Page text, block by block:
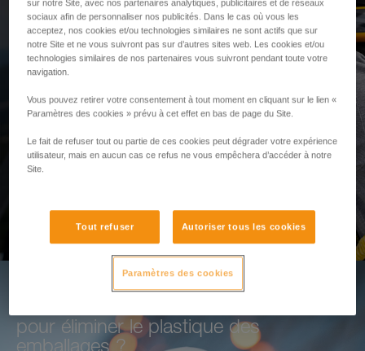
Nouveau module de
calcul de tirant d'air
le terrain
ACCÉDER AU MODULE
pour éliminer le plastique des
sur notre Site, avec nos partenaires analytiques, publicitaires et de réseaux
sociaux afin de personnaliser nos publicités. Dans le cas où vous les
acceptez, nos cookies et/ou technologies similaires ne sont actifs que sur
notre Site et ne vous suivront pas sur d’autres sites web. Les cookies et/ou
technologies similaires de nos partenaires vous suivront pendant toute votre
navigation.
Vous pouvez retirer votre consentement à tout moment en cliquant sur le lien «
Paramètres des cookies » prévu à cet effet en bas de page du Site.
Le fait de refuser tout ou partie de ces cookies peut dégrader votre expérience
utilisateur, mais en aucun cas ce refus ne vous empêchera d’accéder à notre
Site.
Tout refuser Autoriser tous les cookies
Paramètres des cookies